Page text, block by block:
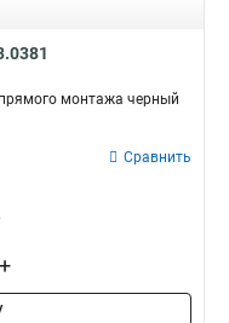
монтажа черный
Сравнить
+